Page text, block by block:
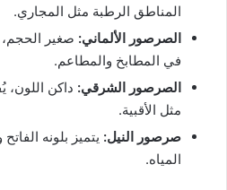
المناطق الرطبة مثل المجاري.
الصرصور الألماني: صغير الحجم،
في المطابخ والمطاعم.
الصرصور الشرقي: داكن اللون،
مثل الأقبية.
صرصور النيل: يتميز بلونه
المياه.